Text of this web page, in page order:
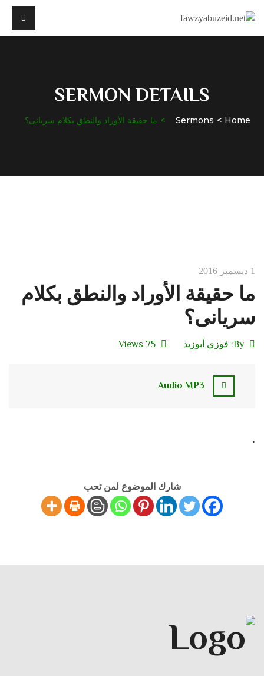
SERMON DETAILS
Home
Sermons ما حقيقة الأوراد والنطق بكلام سريانى؟
1 ديسمبر 2016
ما حقيقة الأوراد والنطق بكلام
سريانى؟
By: فوزي أبوزيد 75 Views
Audio MP3
.
شارك الموضوع لمن تحب